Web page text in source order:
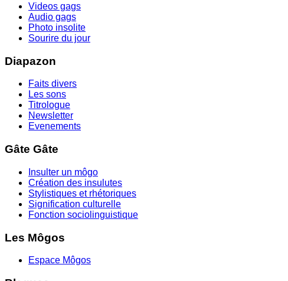
Videos gags
Audio gags
Photo insolite
Sourire du jour
Diapazon
Faits divers
Les sons
Titrologue
Newsletter
Evenements
Gâte Gâte
Insulter un môgo
Création des insulutes
Stylistiques et rhétoriques
Signification culturelle
Fonction sociolinguistique
Les Môgos
Espace Môgos